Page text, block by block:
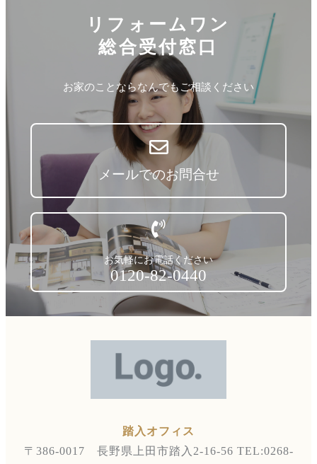
リフォームワン
総合受付窓口
お家のことならなんでもご相談ください
メールでのお問合せ
お気軽にお電話ください
0120-82-0440
踏入オフィス
〒386-0017 長野県上田市踏入2-16-56 TEL:0268-